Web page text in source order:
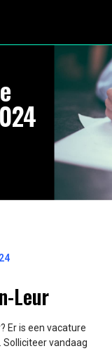
Leur
Er is een vacature
Solliciteer vandaag